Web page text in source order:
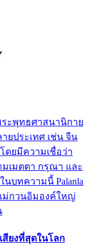
ะพุทธศาสนานิกาย
ยประเทศ เช่น จีน
ดยมีความเชื่อว่า
เมตตา กรุณา และ
บทความนี้ Palanla
ม่กวนอิมองค์ใหญ่
ยงที่สุดในโลก